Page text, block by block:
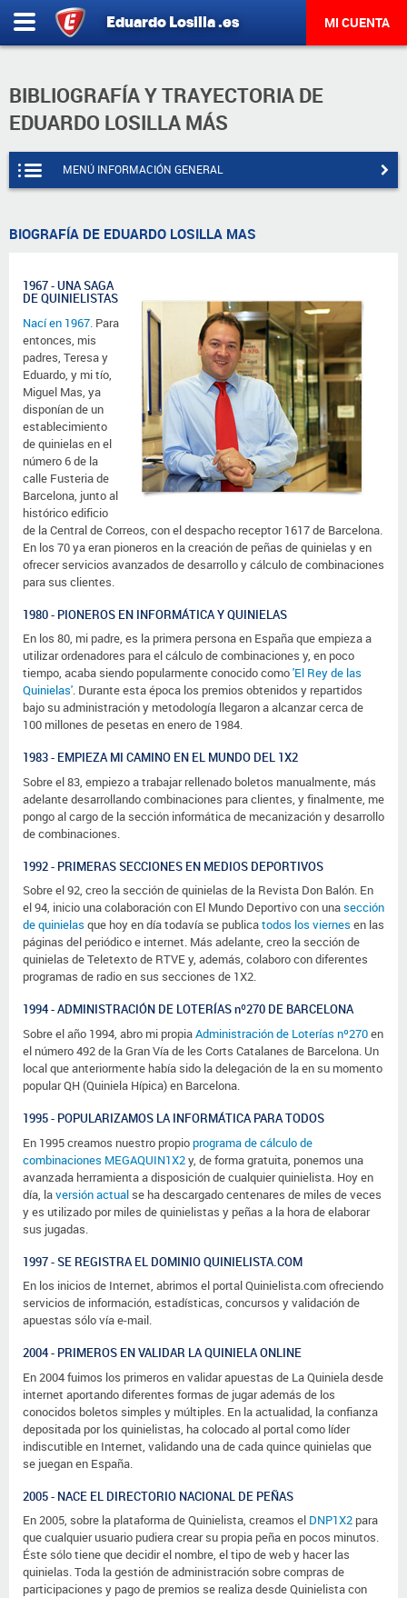
Eduardo Losilla.es MI CUENTA
BIBLIOGRAFÍA Y TRAYECTORIA DE
EDUARDO LOSILLA MÁS
MENÚ INFORMACIÓN GENERAL
BIOGRAFÍA DE EDUARDO LOSILLA MAS
1967 - UNA SAGA
DE QUINIELISTAS
Nací en 1967. Para
entonces, mis
padres, Teresa y
Eduardo, y mi tío,
Miguel Mas , ya
disponían de un
establecimiento
de quinielas en el
número 6 de la
calle Fusteria de
Barcelona, junto al
histórico edificio
de la Central de Correos, con el despacho receptor 1617 de Barcelona.
En los 70 ya eran pioneros en la creación de peñas de quinielas y en
ofrecer servicios avanzados de desarrollo y cálculo de combinaciones
para sus clientes.
1980 - PIONEROS EN INFORMÁTICA Y QUINIELAS
En los 80, mi padre, es la primera persona en España que empieza a
utilizarordenadores para el cálculo de combinaciones y, en poco
tiempo, acaba siendo popularmente conocido como 'El Rey de las
Quinielas'. Durante esta época los premios obtenidos y repartidos
bajo su administración y metodología llegaron a alcanzar cerca de
100 millones de pesetas en enero de 1984.
1983 - EMPIEZA MI CAMINO EN EL MUNDO DEL 1X2
Sobre el 83, empiezo a trabajar rellenado boletos manualmente, más
adelante desarrollando combinaciones para clientes, y finalmente, me
pongo al cargo de la sección informática de mecanización y desarrollo
de combinaciones.
1992 - PRIMERAS SECCIONES EN MEDIOS DEPORTIVOS
Sobre el 92, creo la sección de quinielas de la Revista Don Balón. En
el 94, inicio una colaboración con El Mundo Deportivo con una sección
de quinielas que hoy en día todavía se publica todos los viernes en las
páginas del periódico e internet. Más adelante, creo la sección de
quinielas de Teletexto de RTVE y, además, colaboro con diferentes
programas de radio en sus secciones de 1X2.
1994 - ADMINISTRACIÓN DE LOTERÍAS nº270 DE BARCELONA
Sobre el año 1994, abro mi propia Administración de Loterías nº270 en
el número 492 de la Gran Vía de les Corts Catalanes de Barcelona. Un
local que anteriormente había sido la delegación de la en su momento
popular QH (Quiniela Hípica) en Barcelona.
1995 - POPULARIZAMOS LA INFORMÁTICA PARA TODOS
En 1995 creamos nuestro propio programa de cálculo de
combinaciones MEGAQUIN1X2 y, de forma gratuita, ponemos una
avanzada herramienta a disposición de cualquier quinielista. Hoy en
día, la versión actual se ha descargado centenares de miles de veces
y es utilizado por miles de quinielistas y peñas a la hora de elaborar
sus jugadas.
1997 - SE REGISTRA EL DOMINIO QUINIELISTA.COM
En los inicios de Internet, abrimos el portal Quinielista.com ofreciendo
servicios de información, estadísticas, concursos y validación de
apuestas sólo vía e-mail.
2004 - PRIMEROS EN VALIDAR LA QUINIELA ONLINE
En 2004 fuimos los primeros en validar apuestas de La Quiniela desde
internet aportando diferentes formas de jugar además de los
conocidos boletos simples y múltiples. En la actualidad, la confianza
depositada por los quinielistas, ha colocado al portal como líder
indiscutible en Internet, validando una de cada quince quinielas que
se juegan en España.
2005 - NACE EL DIRECTORIO NACIONAL DE PEÑAS
En 2005, sobre la plataforma de Quinielista, creamos el DNP1X2 para
que cualquier usuario pudiera crear su propia peña en pocos minutos.
Éste sólo tiene que decidir el nombre, el tipo de web y hacer las
quinielas. Toda la gestión de administración sobre compras de
participaciones y pago de premios se realiza desde Quinielista con